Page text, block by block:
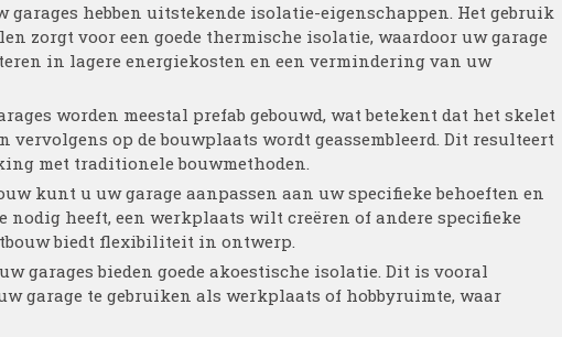
garages hebben uitstekende isolatie-eigenschappen. Het gebruik
zorgt voor een goede thermische isolatie, waardoor uw garage
in lagere energiekosten en een vermindering van uw
worden meestal prefab gebouwd, wat betekent dat het skelet
vervolgens op de bouwplaats wordt geassembleerd. Dit resulteert
met traditionele bouwmethoden.
kunt u uw garage aanpassen aan uw specifieke behoeften en
nodig heeft, een werkplaats wilt creëren of andere specifieke
biedt flexibiliteit in ontwerp.
garages bieden goede akoestische isolatie. Dit is vooral
garage te gebruiken als werkplaats of hobbyruimte, waar